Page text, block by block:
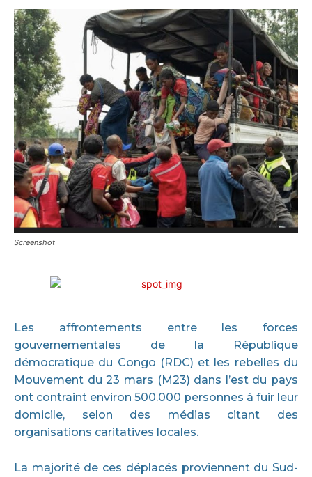
Screenshot
Les affrontements entre les forces
gouvernementales de la République
démocratique du Congo (RDC) et les rebelles du
Mouvement du 23 mars (M23) dans l’est du pays
ont contraint environ 500.000 personnes à fuir leur
domicile, selon des médias citant des
organisations caritatives locales.
La majorité de ces déplacés proviennent du Sud-